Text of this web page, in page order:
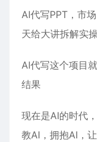
AI代写PPT ，市
天给大讲拆解实
AI代写这个项目
结果
现在是AI的时代
教AI，拥抱AI，